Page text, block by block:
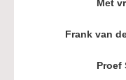
Met
Frank van
Proef